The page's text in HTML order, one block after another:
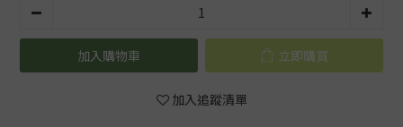
加入購物車 立即購買
加入追蹤清單